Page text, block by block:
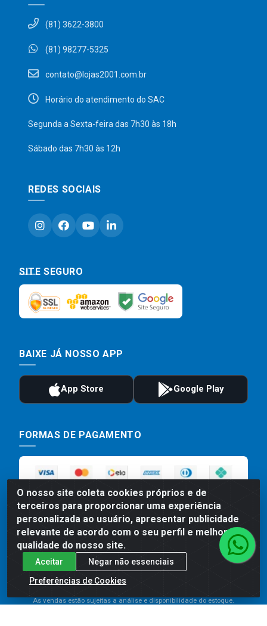
O nosso site coleta cookies próprios e de
terceiros para proporcionar uma experiência
personalizada ao usuário, apresentar publicidade
relevante de acordo com o seu perfil e melhorar a
qualidade do nosso site.
Aceitar
Negar não essenciais
Preferências de Cookies
(81) 3622-3800
(81) 98277-5325
contato@lojas2001.com.br
Horário do atendimento do SAC
Segunda a Sexta-feira das 7h30 às 18h
Sábado das 7h30 às 12h
REDES SOCIAIS
SITE SEGURO
BAIXE JÁ NOSSO APP
FORMAS DE PAGAMENTO
Preços, promoções, condições de pagamento e frete são válidos
para compras realizadas exclusivamente pelo site. Caso haja
divergência de preço de um produto, será válido o preço que for
As vendas estão sujeitas a análise e disponibilidade do estoque.